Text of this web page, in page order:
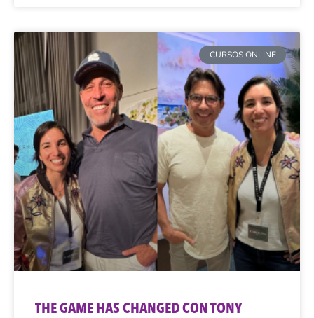
CURSOS ONLINE
THE GAME HAS CHANGED CON TONY